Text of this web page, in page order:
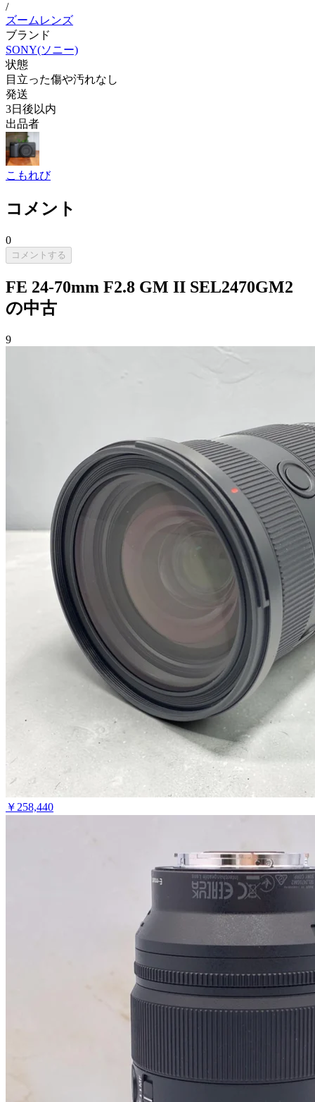
/
ズームレンズ
ブランド
SONY(ソニー)
状態
目立った傷や汚れなし
発送
3日後以内
出品者
こもれび
コメント
0
コメントする
FE 24-70mm F2.8 GM II SEL2470GM2
の中古
9
￥ 258,440